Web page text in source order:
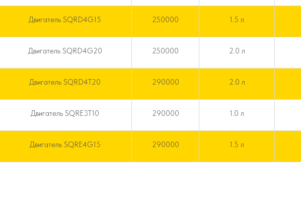
Двигатель SQRD4G15 250000 1.5 л
Двигатель SQRD4G20 250000 2.0 л
Двигатель SQRD4T20 290000 2.0 л
Двигатель SQRE3T10 290000 1.0 л
Двигатель SQRE4G15 290000 1.5 л